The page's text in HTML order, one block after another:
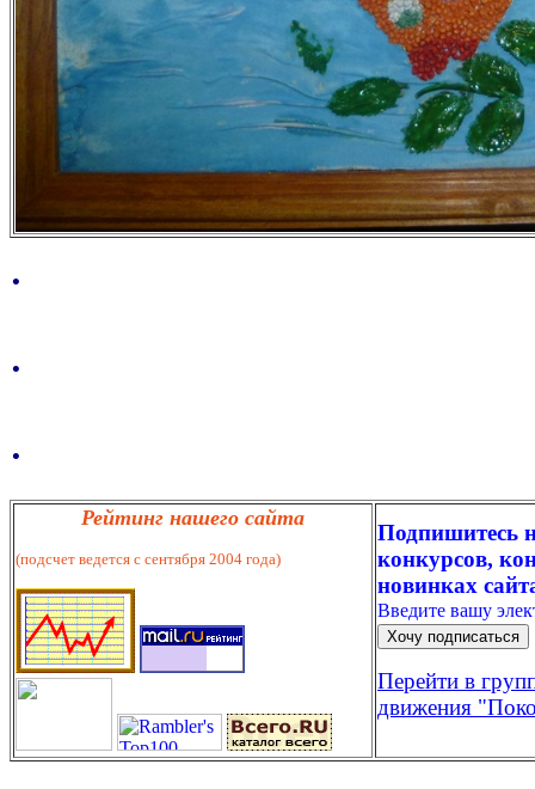
.
.
.
Рейтинг нашего сайта
(подсчет ведется с сентября 2004 года)
Подпишитесь
конкурсов,
новинках
Введите вашу
Перейти в
движения